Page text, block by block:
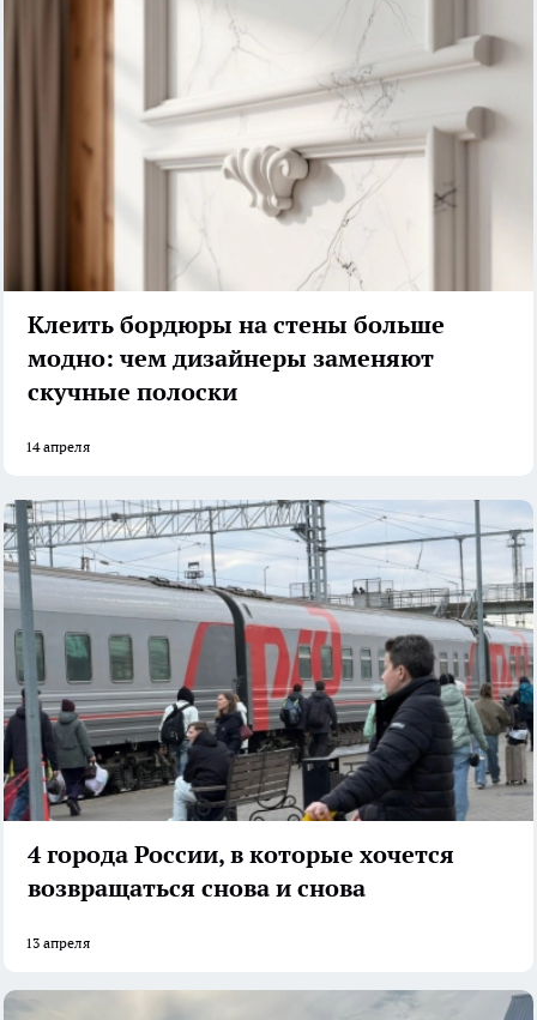
Клеить бордюры на стены больше
модно: чем дизайнеры заменяют
скучные полоски
14 апреля
4 города России, в которые хочется
возвращаться снова и снова
13 апреля